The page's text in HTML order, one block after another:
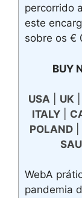
percorrido
este
sobre os €
BUY
USA UK
ITALY|
POLAND|
WebA
pandemia